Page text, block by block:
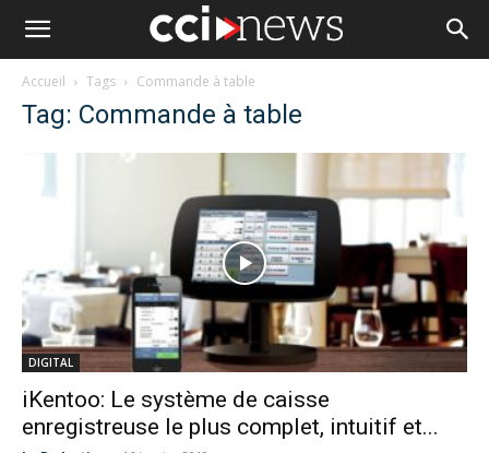
Accueil Tags Commande à table
Tag: Commande à table
DIGITAL
iKentoo: Le système de caisse
enregistreuse le plus complet, intuitif et...